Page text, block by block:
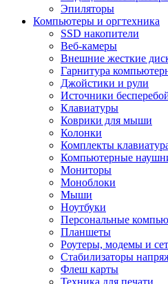
Эпиляторы
Компьютеры и оргтехника
SSD накопители
Веб-камеры
Внешние жесткие
Гарнитура
Джойстики и рули
Источники
Клавиатуры
Коврики для мыши
Колонки
Комплекты
Компьютерные
Мониторы
Моноблоки
Мыши
Ноутбуки
Персональные
Планшеты
Роутеры, модемы и
Стабилизаторы
Флеш карты
Техника для печати